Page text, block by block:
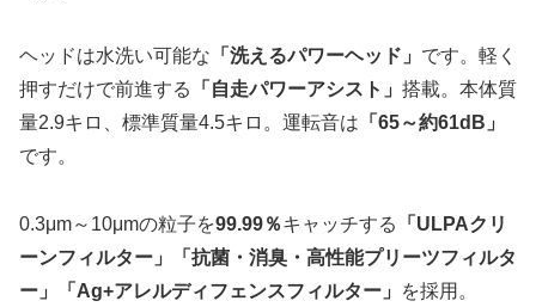
ヘッドは水洗い可能な 「洗えるパワーヘッド」 です。軽く
押すだけで前進する
「自走パワーアシスト」 搭載。本体質
量2.9キロ、標準質量4.5キロ。運転音は 「65～約61dB」
です。
0.3μm～10μmの粒子を99.99％キャッチする
「ULPAクリ
ーンフィルター」「抗菌・消臭・高性能プリーツフィルタ
ー」「Ag+アレルディフェンスフィルター」
を採用。